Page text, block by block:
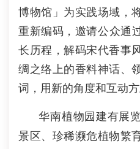
博物馆」为实践场域，
重新编码，邀请公众通
长历程，解码宋代香事
绸之络上的香料神话、
词，用新的角度和互动方
华南植物园 建有展
景区、珍稀濒危植物繁